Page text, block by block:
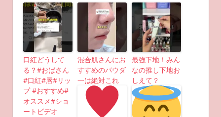
口紅どうして
る？#おばさん
#口紅#唇#リッ
プ #おすすめ#
オススメ#ショ
ートビデオ
混合肌さんにお
すすめのパウダ
一は絶対これ
最強下地！みん
なの推し下地お
しえて？